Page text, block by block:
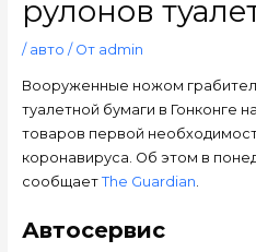
рулонов
/ авто / От admin
Вооруженные ножом
туалетной бумаги в Гонконге
товаров первой
коронавируса. Об этом в
сообщает The Guardian
Автосервис